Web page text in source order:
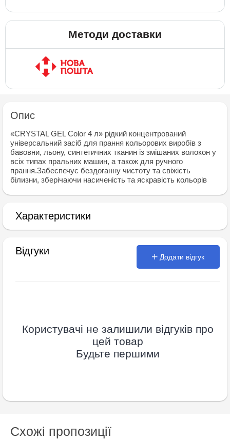
Методи доставки
Опис
«CRYSTAL GEL Color 4 л» рідкий концентрований
універсальний засіб для прання кольорових виробів з
бавовни, льону, синтетичних тканин із змішаних волокон у
всіх типах пральних машин, а також для ручного
прання.Забеспечує бездоганну чистоту та свіжість
білизни, зберічаючи насиченість та яскравість кольорів
Характеристики
Відгуки
Додати відгук
Користувачі не залишили відгуків про
цей товар
Будьте першими
Схожі пропозиції